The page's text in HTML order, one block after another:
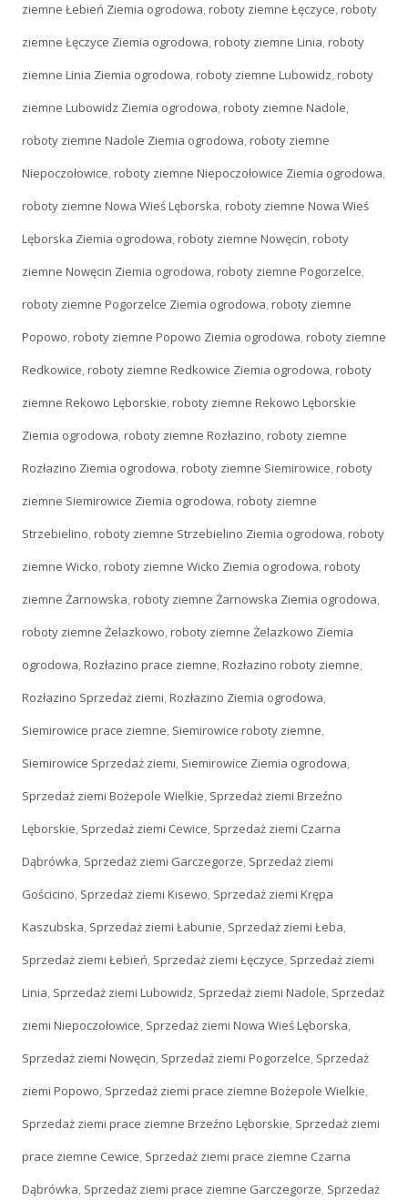
ziemne Łebień Ziemia ogrodowa,roboty ziemne Łęczyce,roboty
ziemne Łęczyce Ziemia ogrodowa,roboty ziemne Linia,roboty
ziemne Linia Ziemia ogrodowa,roboty ziemne Lubowidz,roboty
ziemne Lubowidz Ziemia ogrodowa,roboty ziemne Nadole,
roboty ziemne Nadole Ziemia ogrodowa,roboty ziemne
Niepoczołowice,roboty ziemne Niepoczołowice Ziemia ogrodowa,
roboty ziemne Nowa Wieś Lęborska,roboty ziemne Nowa Wieś
Lęborska Ziemia ogrodowa,roboty ziemne Nowęcin,roboty
ziemne Nowęcin Ziemia ogrodowa,roboty ziemne Pogorzelce,
roboty ziemne Pogorzelce Ziemia ogrodowa,roboty ziemne
Popowo,roboty ziemne Popowo Ziemia ogrodowa,roboty ziemne
Redkowice,roboty ziemne Redkowice Ziemia ogrodowa,roboty
ziemne Rekowo Lęborskie,roboty ziemne Rekowo Lęborskie
Ziemia ogrodowa,roboty ziemne Rozłazino,roboty ziemne
Rozłazino Ziemia ogrodowa,roboty ziemne Siemirowice,roboty
ziemne Siemirowice Ziemia ogrodowa,roboty ziemne
Strzebielino,roboty ziemne Strzebielino Ziemia ogrodowa,roboty
ziemne Wicko,roboty ziemne Wicko Ziemia ogrodowa,roboty
ziemne Żarnowska,roboty ziemne Żarnowska Ziemia ogrodowa,
roboty ziemne Żelazkowo,roboty ziemne Żelazkowo Ziemia
ogrodowa,Rozłazino prace ziemne,Rozłazino roboty ziemne,
Rozłazino Sprzedaż ziemi,Rozłazino Ziemia ogrodowa,
Siemirowice prace ziemne, Siemirowice roboty ziemne,
Siemirowice Sprzedaż ziemi, Siemirowice Ziemia ogrodowa,
Sprzedaż ziemi Bożepole Wielkie, Sprzedaż ziemi Brzeźno
Lęborskie, Sprzedaż ziemi Cewice, Sprzedaż ziemi Czarna
Dąbrówka, Sprzedaż ziemi Garczegorze, Sprzedaż ziemi
Gościcino, Sprzedaż ziemi Kisewo, Sprzedaż ziemi Krępa
Kaszubska, Sprzedaż ziemi Łabunie, Sprzedaż ziemi Łeba,
Sprzedaż ziemi Łebień, Sprzedaż ziemi Łęczyce, Sprzedaż ziemi
Linia, Sprzedaż ziemi Lubowidz, Sprzedaż ziemi Nadole, Sprzedaż
ziemi Niepoczołowice, Sprzedaż ziemi Nowa Wieś Lęborska,
Sprzedaż ziemi Nowęcin, Sprzedaż ziemi Pogorzelce, Sprzedaż
ziemi Popowo, Sprzedaż ziemi prace ziemne Bożepole Wielkie,
Sprzedaż ziemi prace ziemne Brzeźno Lęborskie, Sprzedaż ziemi
prace ziemne Cewice, Sprzedaż ziemi prace ziemne Czarna
Dąbrówka, Sprzedaż ziemi prace ziemne Garczegorze, Sprzedaż